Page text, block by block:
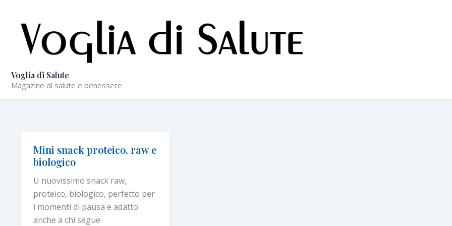
contenuto
Voglia di Salute
Magazine di salute e benessere
Mini snack proteico, raw e
biologico
U nuovissimo snack raw,
proteico, biologico, perfetto per
i momenti di pausa e adatto
anche a chi segue